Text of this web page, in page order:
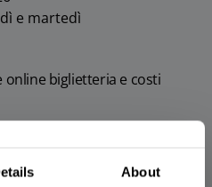
About
e martedì
online biglietteria e costi